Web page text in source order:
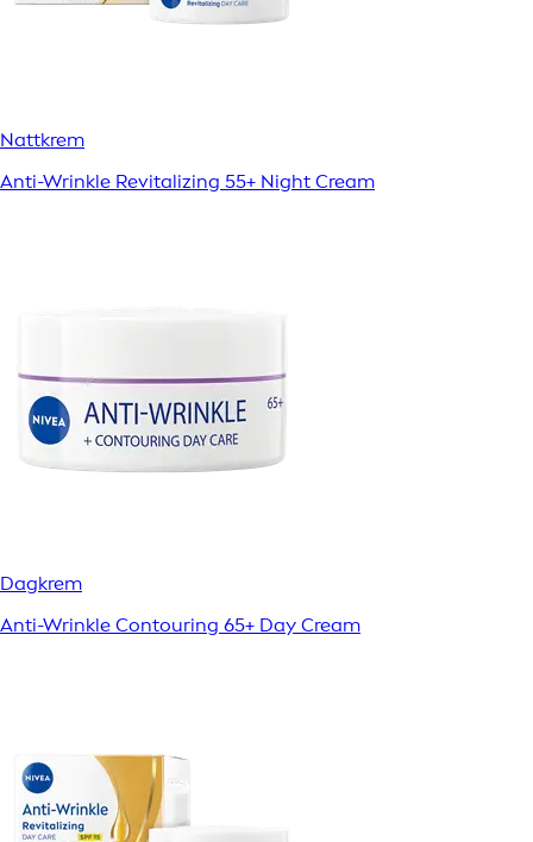
Nattkrem
Anti-Wrinkle Revitalizing 55+ Night Cream
Dagkrem
Anti-Wrinkle Contouring 65+ Day Cream